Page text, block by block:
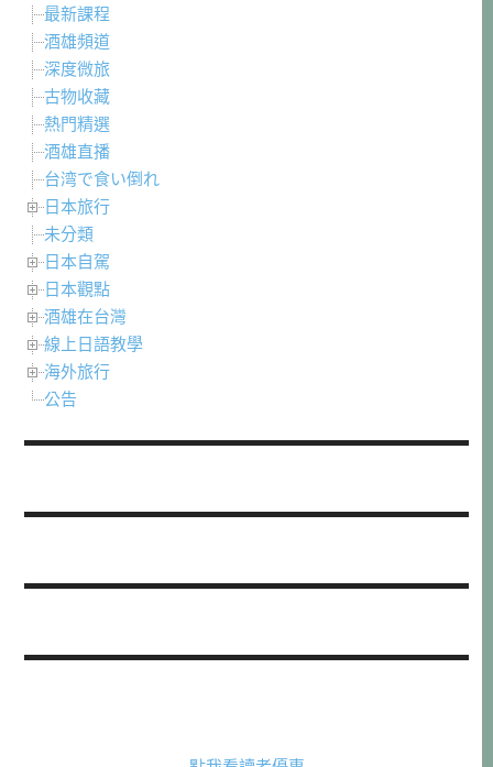
最新課程
酒雄頻道
深度微旅
古物收藏
熱門精選
酒雄直播
台湾で食い倒れ
日本旅行
未分類
日本自駕
日本觀點
酒雄在台灣
線上日語教學
海外旅行
公告